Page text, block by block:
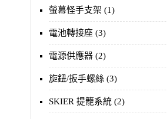
螢幕怪手支架 (1)
電池轉接座 (3)
電源供應器 (2)
旋鈕/扳手螺絲 (3)
SKIER 提籠系統 (2)